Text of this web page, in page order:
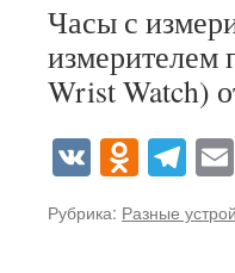
Часы с
измерителем
Wrist Watch)
VK
Рубрика: Разные